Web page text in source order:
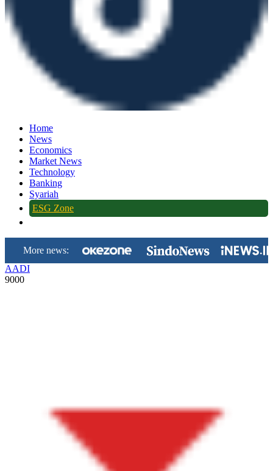
Home
News
Economics
Market News
Technology
Banking
Syariah
ESG Zone
More news:
AADI
9000